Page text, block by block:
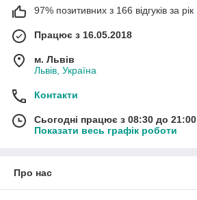
97% позитивних з 166 відгуків за рік
Працює з 16.05.2018
м. Львів
Львів, Україна
Контакти
Сьогодні працює з 08:30 до 21:00
Показати весь графік роботи
Про нас